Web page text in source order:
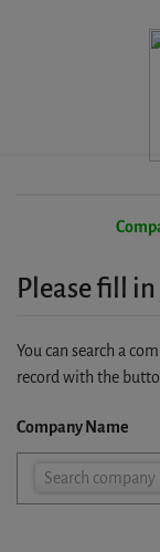
Please fill
You can search a
record with the
Company Name
Search
Company